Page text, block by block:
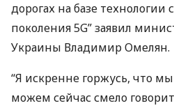
дорогах на базе технологии
поколения 5G” заявил
Украины Владимир Омелян.
“Я искренне горжусь, что
можем сейчас смело